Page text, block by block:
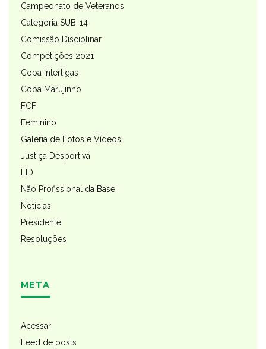
Campeonato de Veteranos
Categoria SUB-14
Comissão Disciplinar
Competições 2021
Copa Interligas
Copa Marujinho
FCF
Feminino
Galeria de Fotos e Vídeos
Justiça Desportiva
LID
Não Profissional da Base
Notícias
Presidente
Resoluções
META
Acessar
Feed de posts